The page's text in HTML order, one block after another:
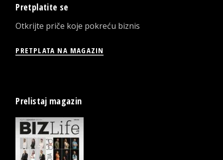
Pretplatite se
Otkrijte priče koje pokreću biznis
PRETPLATA NA MAGAZIN
Prelistaj magazin